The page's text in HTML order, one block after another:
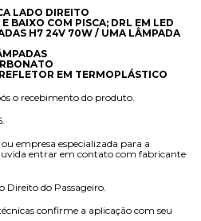
LADO DIREITO
COM PISCA; DRL EM LED
H7 24V 70W / UMA LÂMPADA
EM TERMOPLÁSTICO
o recebimento do produto.
empresa especializada para a
entrar em contato com fabricante
Direito do Passageiro.
confirme a aplicação com seu